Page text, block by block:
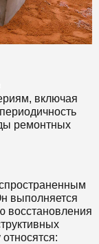
включая
ремонтных
выполняется
восстановления